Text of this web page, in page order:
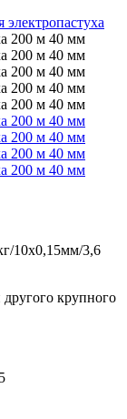
200 м 40 мм
10х0,15мм/3,6
крупного